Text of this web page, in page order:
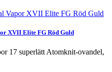
XVII Elite FG Röd Guld
17 superlätt Atomknit-ovandel,